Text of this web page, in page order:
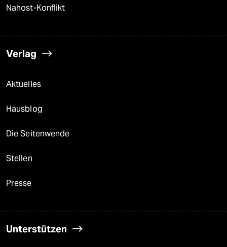
Nahost-Konflikt
Verlag
Aktuelles
Hausblog
Die Seitenwende
Stellen
Presse
Unterstützen